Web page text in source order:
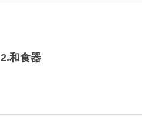
2.和食器